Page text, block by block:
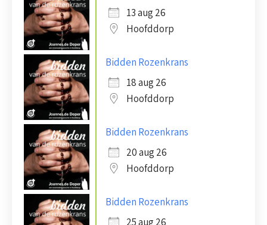
13 aug 26
Hoofddorp
Bidden Rozenkrans
18 aug 26
Hoofddorp
Bidden Rozenkrans
20 aug 26
Hoofddorp
Bidden Rozenkrans
25 aug 26